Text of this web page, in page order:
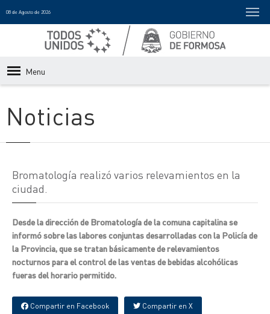
08 de Agosto de 2026
Menu
Noticias
Bromatología realizó varios relevamientos en la
ciudad.
Desde la dirección de Bromatología de la comuna capitalina se
informó sobre las labores conjuntas desarrolladas con la Policía de
la Provincia, que se tratan básicamente de relevamientos
nocturnos para el control de las ventas de bebidas alcohólicas
fueras del horario permitido.
Compartir en Facebook Compartir en X